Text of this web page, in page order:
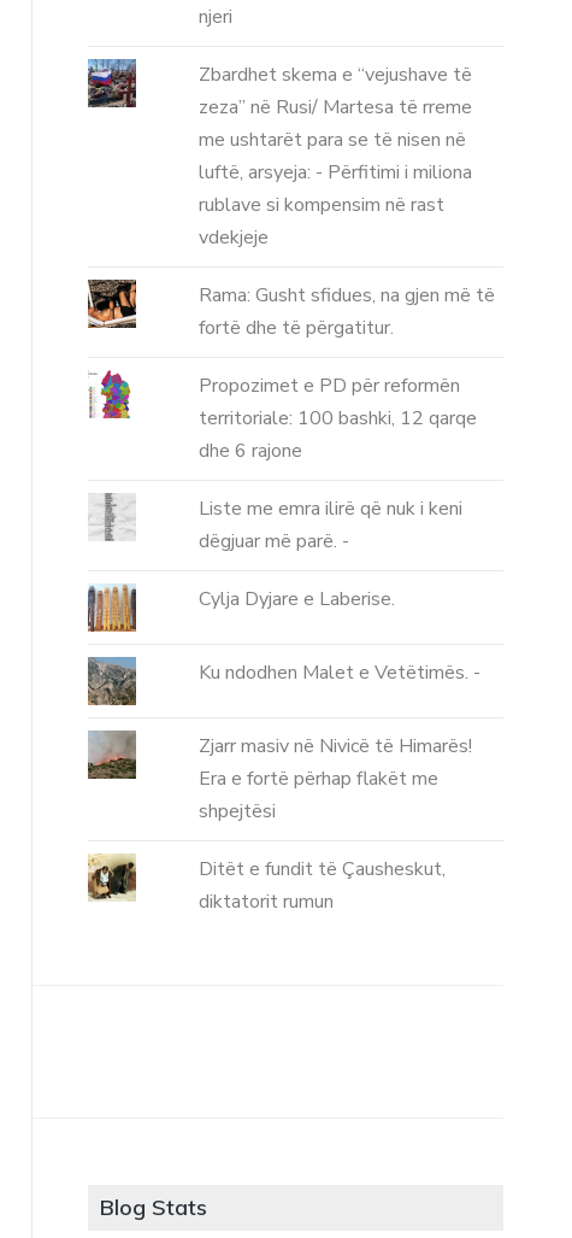
njeri
Zbardhet skema e “vejushave të
zeza” në Rusi/ Martesa të rreme
me ushtarët para se të nisen në
luftë, arsyeja: - Përfitimi i miliona
rublave si kompensim në rast
vdekjeje
Rama: Gusht sfidues, na gjen më të
fortë dhe të përgatitur.
Propozimet e PD për reformën
territoriale: 100 bashki, 12 qarqe
dhe 6 rajone
Liste me emra ilirë që nuk i keni
dëgjuar më parë. -
Cylja Dyjare e Laberise.
Ku ndodhen Malet e Vetëtimës. -
Zjarr masiv në Nivicë të Himarës!
Era e fortë përhap flakët me
shpejtësi
Ditët e fundit të Çausheskut,
diktatorit rumun
Blog Stats